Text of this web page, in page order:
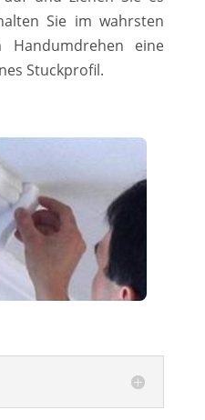
Sie im wahrsten
eine
Stuckprofil.